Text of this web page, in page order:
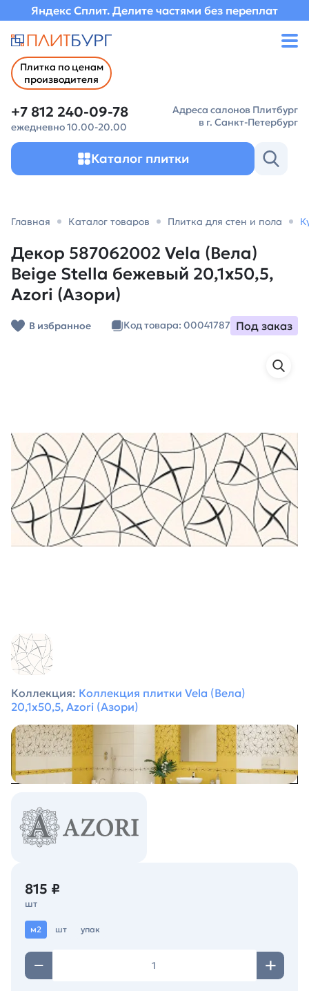
Яндекс Сплит. Делите частями без переплат
Плитка по ценам
производителя
+7 812 240-09-78
ежедневно 10.00-20.00
Адреса салонов Плитбург
в г. Санкт-Петербург
Каталог плитки
Главная Каталог товаров Плитка для стен и пола
Декор 587062002 Vela (Вела)
Beige Stella бежевый 20,1х50,5,
Azori (Азори)
В избранное Код товара: 00041787 Под заказ
Коллекция: Коллекция плитки Vela (Вела)
20,1х50,5, Azori (Азори)
815 ₽
шт
м2 шт упак